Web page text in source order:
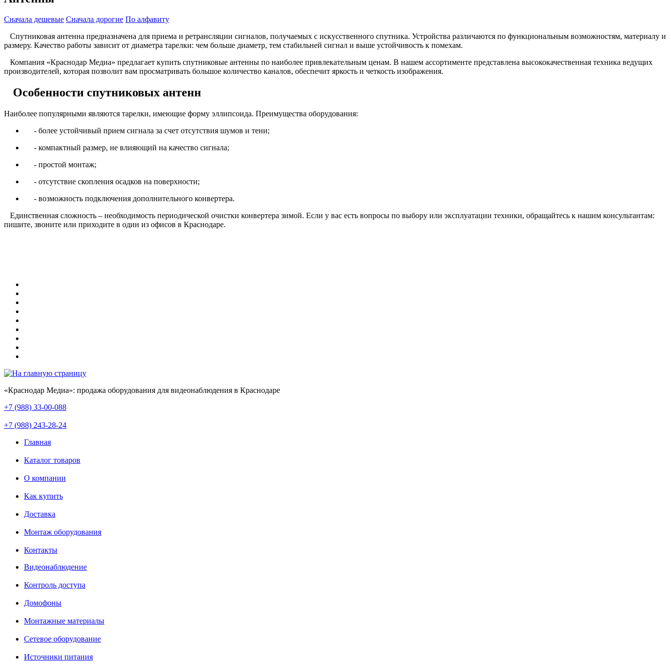
Сначала дешевые Сначала дорогие По алфавиту
Спутниковая антенна предназначена для приема и ретрансляции сигналов, получаемых с искусственного спутника. Устройства различаются по функциональным возможностям, материалу и
размеру. Качество работы зависит от диаметра тарелки: чем больше диаметр, тем стабильней сигнал и выше устойчивость к помехам.
Компания «Краснодар Медиа» предлагает купить спутниковые антенны по наиболее привлекательным ценам. В нашем ассортименте представлена высококачественная техника ведущих
производителей, которая позволит вам просматривать большое количество каналов, обеспечит яркость и четкость изображения.
Особенности спутниковых антенн
Наиболее популярными являются тарелки, имеющие форму эллипсоида. Преимущества оборудования:
- более устойчивый прием сигнала за счет отсутствия шумов и тени;
- компактный размер, не влияющий на качество сигнала;
- простой монтаж;
- отсутствие скопления осадков на поверхности;
- возможность подключения дополнительного конвертера.
Единственная сложность – необходимость периодической очистки конвертера зимой. Если у вас есть вопросы по выбору или эксплуатации техники, обращайтесь к нашим консультантам:
пишите, звоните или приходите в один из офисов в Краснодаре.
«Краснодар Медиа»: продажа оборудования для видеонаблюдения в Краснодаре
+7 (988) 33-00-088
+7 (988) 243-28-24
Главная
Каталог товаров
О компании
Как купить
Доставка
Монтаж оборудования
Контакты
Видеонаблюдение
Контроль доступа
Домофоны
Монтажные материалы
Сетевое оборудование
Источники питания